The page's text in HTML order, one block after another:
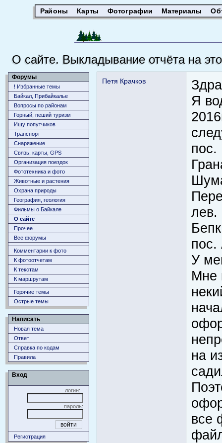
Районы Карты Фотографии Материалы
О сайте. Выкладывание отчёта на
Форумы
! Избранные темы
Байкал, Прибайкалье
Вопросы по районам
Горный, пеший туризм
Ищу попутчиков
Транспорт
Снаряжение
Связь, карты, GPS
Организация поездок
Фототехника и фото
Животныe и растения
Охрана природы
География, геология
Фильмы о Байкале
О сайте
Прочее
Все форумы
Комментарии к фото
К фотоотчетам
К текстам
К маршрутам
Горячие темы
Острые темы
Написать
Новая тема
Ответ
Справка по кодам
Правила
Вход
логин:
пароль:
Регистрация
Петя Крачков
Я
У
Мне
на
все